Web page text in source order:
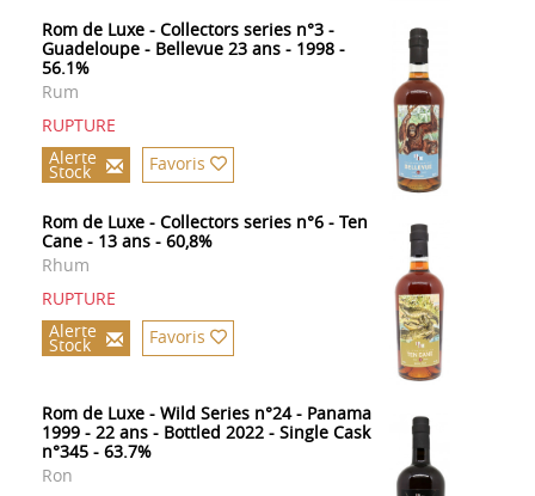
Rom de Luxe - Collectors series n°3 -
Guadeloupe - Bellevue 23 ans - 1998 -
56.1%
Rum
RUPTURE
Alerte
Stock Favoris
Rom de Luxe - Collectors series n°6 - Ten
Cane - 13 ans - 60,8%
Rhum
RUPTURE
Alerte
Stock Favoris
Rom de Luxe - Wild Series n°24 - Panama
1999 - 22 ans - Bottled 2022 - Single Cask
n°345 - 63.7%
Ron